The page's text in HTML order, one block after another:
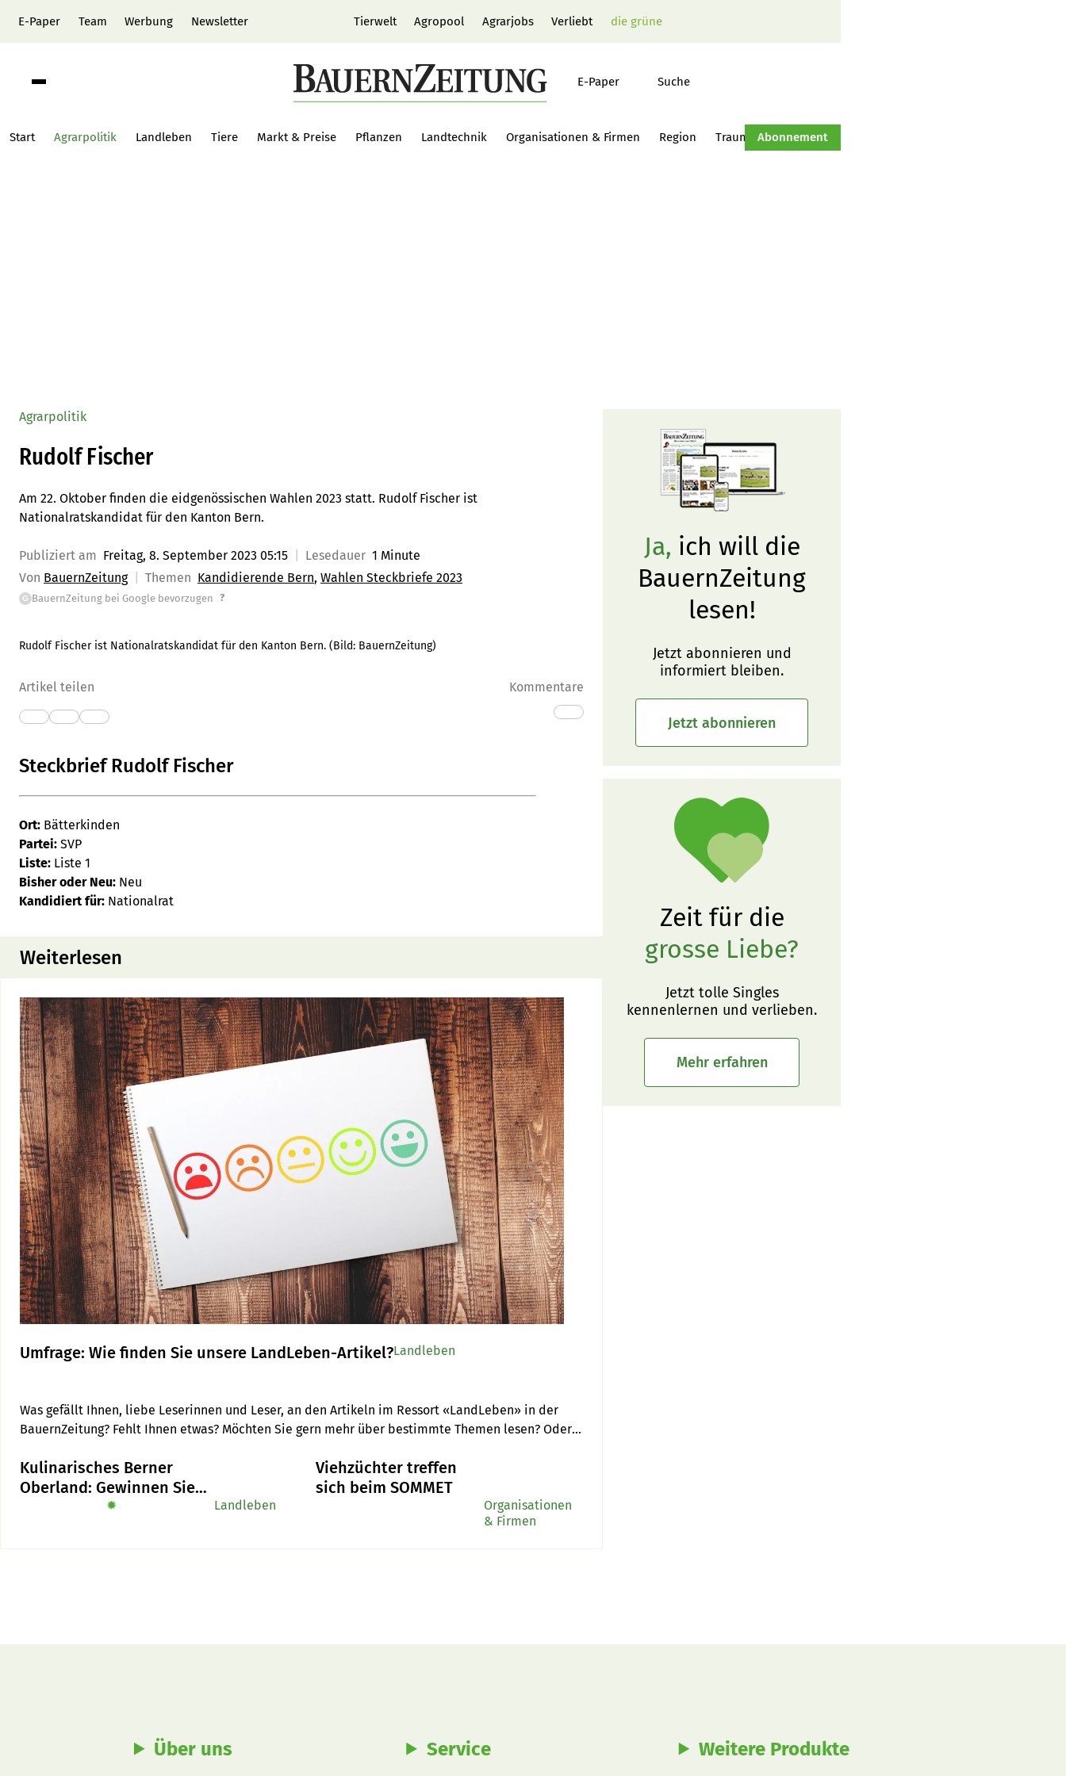
E-Paper Team Werbung Newsletter Tierwelt Agropool Agrarjobs Verliebt die grüne
E-Paper Suche
Start Agrarpolitik Landleben Tiere Markt & Preise Pflanzen Landtechnik Organisationen & Firmen Region Traumtraktor Hof-Management
Abonnement
Agrarpolitik
Rudolf Fischer
Am 22. Oktober finden die eidgenössischen Wahlen 2023 statt. Rudolf Fischer ist
Nationalratskandidat für den Kanton Bern.
Publiziert am Freitag, 8. September 2023 05:15 Lesedauer 1 Minute
Von BauernZeitung Themen Kandidierende Bern Wahlen Steckbriefe 2023
G BauernZeitung bei Google bevorzugen ?
Rudolf Fischer ist Nationalratskandidat für den Kanton Bern. (Bild: BauernZeitung)
Artikel teilen Kommentare
Steckbrief Rudolf Fischer
Ort: Bätterkinden
Partei: SVP
Liste: Liste 1
Bisher oder Neu: Neu
Kandidiert für: Nationalrat
Weiterlesen
Umfrage: Wie finden Sie unsere LandLeben-Artikel?
Was gefällt Ihnen, liebe Leserinnen und ­Leser, an den Artikeln im Ressort «LandLeben» in der
BauernZeitung? Fehlt Ihnen etwas? Möchten Sie gern mehr über bestimmte Themen lesen? Oder
Landleben
Kulinarisches Berner
Oberland: Gewinnen Sie
das Buch «Alpe-Chuchi»
✹ Landleben
Viehzüchter treffen
sich beim SOMMET
Organisationen
& Firmen
Ja, ich will die
BauernZeitung
lesen!
Jetzt abonnieren und
informiert bleiben.
Jetzt abonnieren
Zeit für die
grosse Liebe?
Jetzt tolle Singles
kennenlernen und verlieben.
Mehr erfahren
Über uns Service Weitere Produkte